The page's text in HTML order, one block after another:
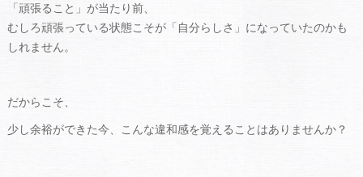
「頑張ること」が当たり前、
むしろ頑張っている状態こそが「自分らしさ」になっていたのかも
しれません。
だからこそ、
少し余裕ができた今、こんな違和感を覚えることはありませんか？